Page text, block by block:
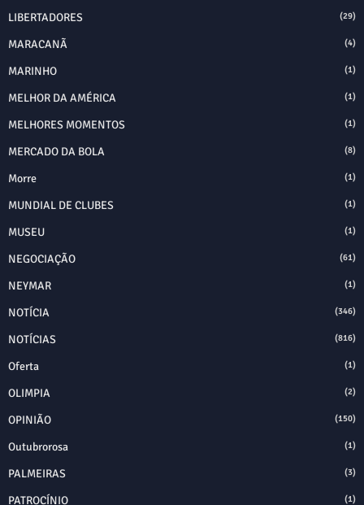
LIBERTADORES (29)
MARACANÃ (4)
MARINHO (1)
MELHOR DA AMÉRICA (1)
MELHORES MOMENTOS (1)
MERCADO DA BOLA (8)
Morre (1)
MUNDIAL DE CLUBES (1)
MUSEU (1)
NEGOCIAÇÃO (61)
NEYMAR (1)
NOTÍCIA (346)
NOTÍCIAS (816)
Oferta (1)
OLIMPIA (2)
OPINIÃO (150)
Outubrorosa (1)
PALMEIRAS (3)
PATROCÍNIO (1)